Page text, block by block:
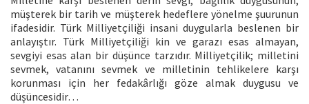
müşterek bir tarih ve müşterek hedeflere yönelme şuurunun
ifadesidir. Türk Milliyetçiliği insani duygularla beslenen bir
anlayıştır. Türk Milliyetçiliği kin ve garazı esas almayan,
sevgiyi esas alan bir düşünce tarzıdır. Milliyetçilik; milletini
sevmek, vatanını sevmek ve milletinin tehlikelere karşı
korunması için her fedakârlığı göze almak duygusu ve
düşüncesidir…